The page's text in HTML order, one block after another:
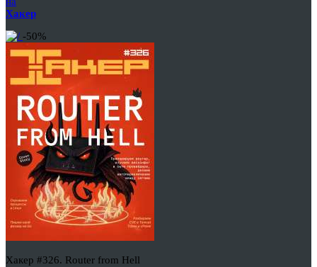
Хакер
-50%
Хакер #326. Router from Hell